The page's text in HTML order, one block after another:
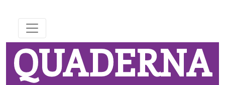
QUADERNA